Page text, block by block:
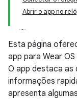
Abrir o app no
Esta página
app para Wear
O app destaca as
informações
apresenta